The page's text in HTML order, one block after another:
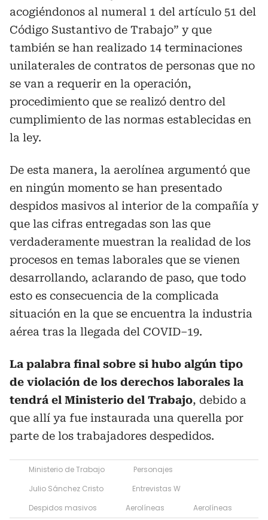
acogiéndonos al numeral 1 del artículo 51 del
Código Sustantivo de Trabajo” y que
también se han realizado 14 terminaciones
unilaterales de contratos de personas que no
se van a requerir en la operación,
procedimiento que se realizó dentro del
cumplimiento de las normas establecidas en
la ley.
De esta manera, la aerolínea argumentó que
en ningún momento se han presentado
despidos masivos al interior de la compañía y
que las cifras entregadas son las que
verdaderamente muestran la realidad de los
procesos en temas laborales que se vienen
desarrollando, aclarando de paso, que todo
esto es consecuencia de la complicada
situación en la que se encuentra la industria
aérea tras la llegada del COVID–19.
La palabra final sobre si hubo algún tipo
de violación de los derechos laborales la
tendrá el Ministerio del Trabajo, debido a
que allí ya fue instaurada una querella por
parte de los trabajadores despedidos.
Ministerio de Trabajo
Personajes
Julio Sánchez Cristo
Entrevistas W
Despidos masivos
Aerolíneas Aerolíneas